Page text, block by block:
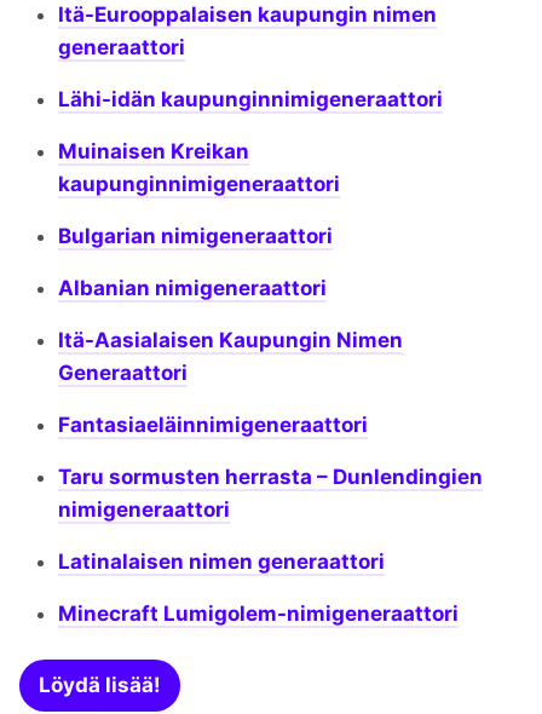
Itä-Eurooppalaisen kaupungin nimen
generaattori
Lähi-idän kaupunginnimigeneraattori
Muinaisen Kreikan
kaupunginnimigeneraattori
Bulgarian nimigeneraattori
Albanian nimigeneraattori
Itä-Aasialaisen Kaupungin Nimen
Generaattori
Fantasiaeläinnimigeneraattori
Taru sormusten herrasta – Dunlendingien
nimigeneraattori
Latinalaisen nimen generaattori
Minecraft Lumigolem-nimigeneraattori
Löydä lisää!